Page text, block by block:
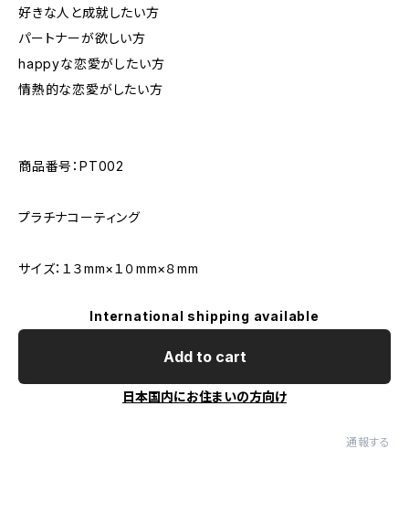
好きな人と成就したい方
パートナーが欲しい方
happyな恋愛がしたい方
情熱的な恋愛がしたい方
商品番号：PT002
プラチナコーティング
サイズ：１３mm×１０mm×８mm
International shipping available
Add to cart
日本国内にお住まいの方向け
通報する